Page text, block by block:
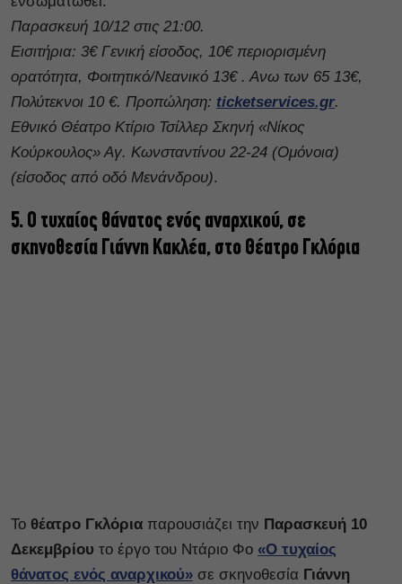
Παρασκευή 10/12 στις 21:00.
Εισιτήρια: 3€ Γενική είσοδος, 10€ περιορισμένη
ορατότητα, Φοιτητικό/Νεανικό 13€ . Ανω των 65 13€,
Πολύτεκνοι 10 €. Προπώληση: ticketservices.gr.
Εθνικό Θέατρο Κτίριο Τσίλλερ Σκηνή «Νίκος
Κούρκουλος» Αγ. Κωνσταντίνου 22-24 (Ομόνοια)
(είσοδος από οδό Μενάνδρου).
5. Ο τυχαίος θάνατος ενός αναρχικού, σε
σκηνοθεσία Γιάννη Κακλέα, στο Θέατρο Γκλόρια
Το θέατρο Γκλόρια παρουσιάζει την Παρασκευή 10
Δεκεμβρίου το έργο του Ντάριο Φο «Ο τυχαίος
θάνατος ενός αναρχικού» σε σκηνοθεσία Γιάννη